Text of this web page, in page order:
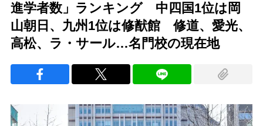
進学者数」ランキング 中四国1位は岡
山朝日、九州1位は修猷館 修道、愛光、
高松、ラ・サール…名門校の現在地